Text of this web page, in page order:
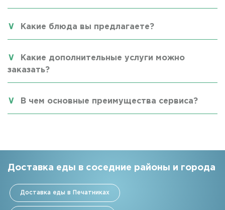
Какие блюда вы предлагаете?
Какие дополнительные услуги можно
заказать?
В чем основные преимущества сервиса?
Доставка еды в соседние районы и города
Доставка еды в Печатниках